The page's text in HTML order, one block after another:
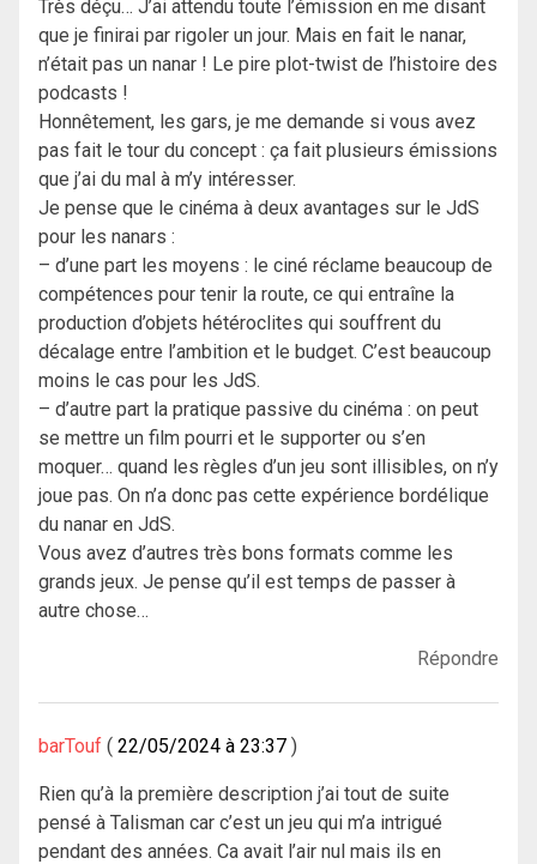
Très déçu… J’ai attendu toute l’émission en me disant
que je finirai par rigoler un jour. Mais en fait le nanar,
n’était pas un nanar ! Le pire plot-twist de l’histoire des
podcasts !
Honnêtement, les gars, je me demande si vous avez
pas fait le tour du concept : ça fait plusieurs émissions
que j’ai du mal à m’y intéresser.
Je pense que le cinéma à deux avantages sur le JdS
pour les nanars :
– d’une part les moyens : le ciné réclame beaucoup de
compétences pour tenir la route, ce qui entraîne la
production d’objets hétéroclites qui souffrent du
décalage entre l’ambition et le budget. C’est beaucoup
moins le cas pour les JdS.
– d’autre part la pratique passive du cinéma : on peut
se mettre un film pourri et le supporter ou s’en
moquer… quand les règles d’un jeu sont illisibles, on n’y
joue pas. On n’a donc pas cette expérience bordélique
du nanar en JdS.
Vous avez d’autres très bons formats comme les
grands jeux. Je pense qu’il est temps de passer à
autre chose…
Répondre
barTouf 22/05/2024 à 23:37
Rien qu’à la première description j’ai tout de suite
pensé à Talisman car c’est un jeu qui m’a intrigué
pendant des années. Ca avait l’air nul mais ils en